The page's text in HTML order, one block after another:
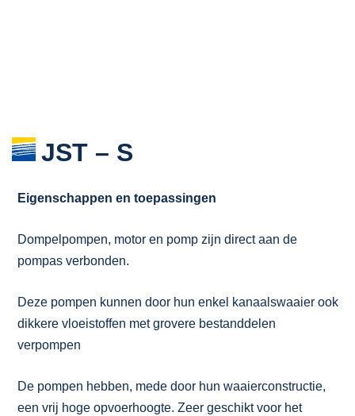
JST – S
Eigenschappen en toepassingen
Dompelpompen, motor en pomp zijn direct aan de
pompas verbonden.
Deze pompen kunnen door hun enkel kanaalswaaier ook
dikkere vloeistoffen met grovere bestanddelen
verpompen
De pompen hebben, mede door hun waaierconstructie,
een vrij hoge opvoerhoogte. Zeer geschikt voor het